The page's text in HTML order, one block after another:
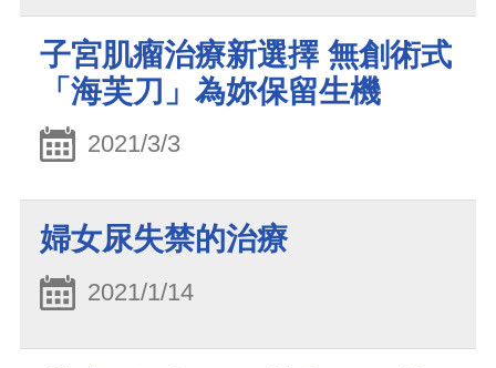
子宮肌瘤治療新選擇 無創術式
「海芙刀」為妳保留生機
2021/3/3
婦女尿失禁的治療
2021/1/14